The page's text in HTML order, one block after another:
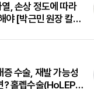
, 손상 정도에 따라
야 [박근민 원장 칼
증 수술, 재발 가능성
? 홀렙수술(HoLEP)